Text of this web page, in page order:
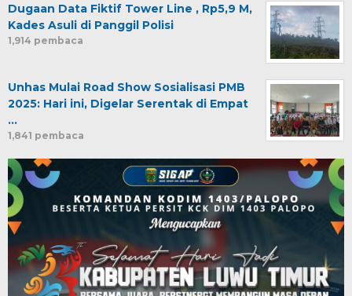
Dugaan Data Fiktif Tower Line , Rp5,9 M,
Kades Asuli di Panggil Polisi
1,914 pembaca
Unhas Mulai Road Show Sosialisasi PMB
2025: Hari ini, Digelar Serentak di Empat
…
1,841 pembaca